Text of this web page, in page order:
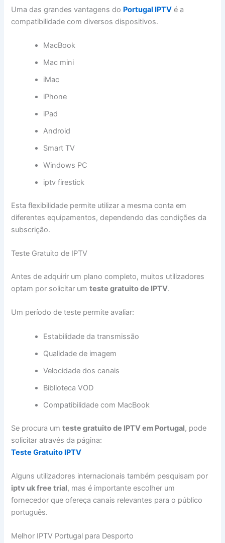
Uma das grandes vantagens do Portugal IPTV é a
compatibilidade com diversos dispositivos.
MacBook
Mac mini
iMac
iPhone
iPad
Android
Smart TV
Windows PC
iptv firestick
Esta flexibilidade permite utilizar a mesma conta em
diferentes equipamentos, dependendo das condições da
subscrição.
Teste Gratuito de IPTV
Antes de adquirir um plano completo, muitos utilizadores
optam por solicitar umteste gratuito de IPTV.
Um período de teste permite avaliar:
Estabilidade da transmissão
Qualidade de imagem
Velocidade dos canais
Biblioteca VOD
Compatibilidade com MacBook
Se procura umteste gratuito de IPTV em Portugal, pode
solicitar através da página:
Teste Gratuito IPTV
Alguns utilizadores internacionais também pesquisam por
iptv uk free trial, mas é importante escolher um
fornecedor que ofereça canais relevantes para o público
português.
Melhor IPTV Portugal para Desporto